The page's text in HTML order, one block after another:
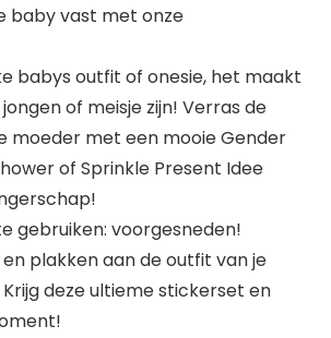
baby vast met onze
babys outfit of onesie, het maakt
of meisje zijn! Verras de
moeder met een mooie Gender
of Sprinkle Present Idee
gebruiken: voorgesneden!
plakken aan de outfit van je
deze ultieme stickerset en